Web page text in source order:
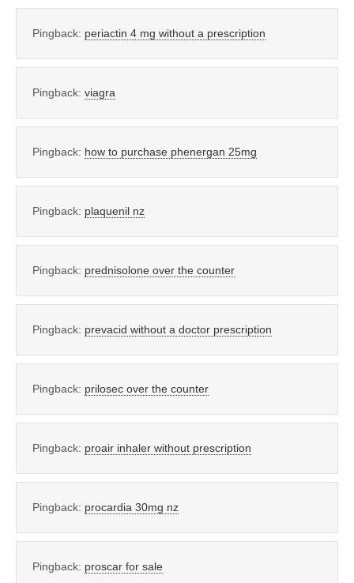
Pingback: periactin 4 mg without a prescription
Pingback: viagra
Pingback: how to purchase phenergan 25mg
Pingback: plaquenil nz
Pingback: prednisolone over the counter
Pingback: prevacid without a doctor prescription
Pingback: prilosec over the counter
Pingback: proair inhaler without prescription
Pingback: procardia 30mg nz
Pingback: proscar for sale